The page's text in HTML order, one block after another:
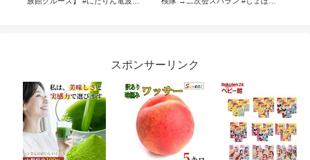
スポンサーリンク